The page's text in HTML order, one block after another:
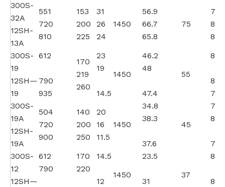
300S-
32A
12SH-
13A
551
720
810
153
200
225
31
26
24
1450
56.9
66.7
65.8
75
300S-
19
12SH—
19
612
790
935
170
219
260
23
19
14.5
1450
46.2
48
47.4
55
83
85
78
300S-
19A
12SH-
19A
504
720
900
140
200
250
20
16
11.5
1450
34.8
38.3
37.6
45
79
82
75
300S-
12
12SH—
612
790
170
220
14.5
12
1450
23.5
31
37
82
83